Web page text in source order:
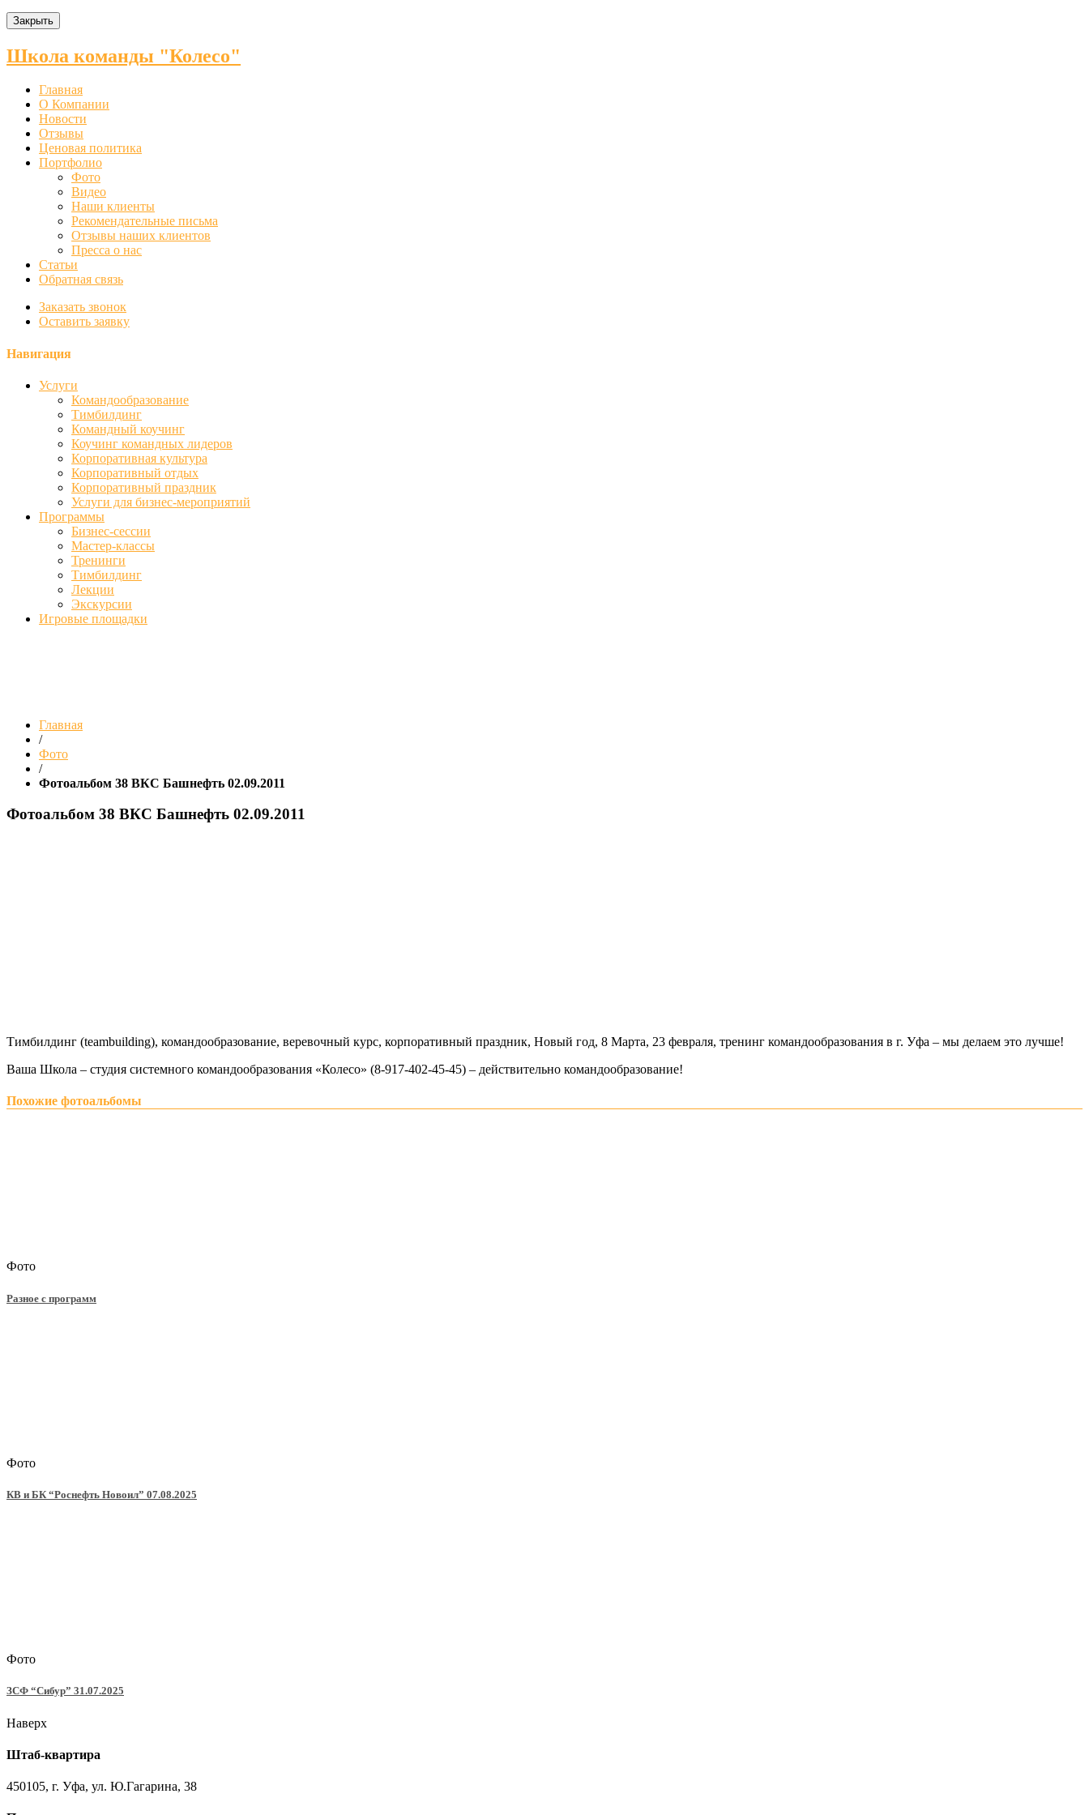
Закрыть
Школа команды "Колесо"
Главная
О Компании
Новости
Отзывы
Ценовая политика
Портфолио
Фото
Видео
Наши клиенты
Рекомендательные письма
Отзывы наших клиентов
Пресса о нас
Статьи
Обратная связь
Заказать звонок
Оставить заявку
Навигация
Услуги
Командообразование
Тимбилдинг
Командный коучинг
Коучинг командных лидеров
Корпоративная культура
Корпоративный отдых
Корпоративный праздник
Услуги для бизнес-мероприятий
Программы
Бизнес-сессии
Мастер-классы
Тренинги
Тимбилдинг
Лекции
Экскурсии
Игровые площадки
Главная
/
Фото
/
Фотоальбом 38 ВКС Башнефть 02.09.2011
Фотоальбом 38 ВКС Башнефть 02.09.2011
Тимбилдинг (teambuilding), командообразование, веревочный курс, корпоративный праздник, Новый год, 8 Марта, 23 февраля, тренинг командообразования в г. Уфа – мы делаем это лучше!
Ваша Школа – студия системного командообразования «Колесо» (8-917-402-45-45) – действительно командообразование!
Похожие фотоальбомы
Фото
Разное с программ
Фото
КВ и БК “Роснефть Новоил” 07.08.2025
Фото
ЗСФ “Сибур” 31.07.2025
Наверх
Штаб-квартира
450105, г. Уфа, ул. Ю.Гагарина, 38